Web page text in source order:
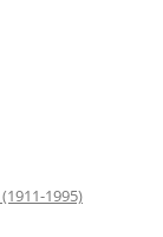
1995)